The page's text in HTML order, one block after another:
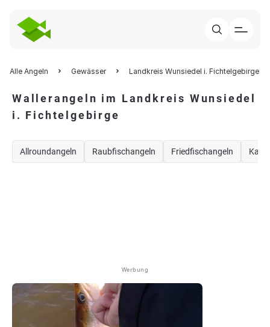
Alle Angeln Gewässer Landkreis Wunsiedel i. Fichtelgebirge
Wallerangeln im Landkreis Wunsiedel
i. Fichtelgebirge
Allroundangeln Raubfischangeln Friedfischangeln
Werbung